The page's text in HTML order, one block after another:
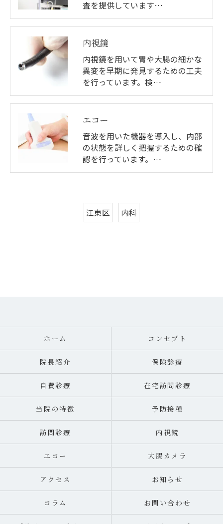
査を提供しています…
内視鏡
内視鏡を用いて胃や大腸の細かな
異変を早期に発見するための工夫
を行っています。検…
エコー
音波を用いた機器を導入し、内部
の状態を詳しく把握するための確
認を行っています。…
江東区 内科
ホーム コンセプト
院長紹介 保険診療
自費診療 在宅訪問診療
当院の特徴 予防接種
訪問診療 内視鏡
エコー 大腸カメラ
アクセス お知らせ
コラム お問い合わせ